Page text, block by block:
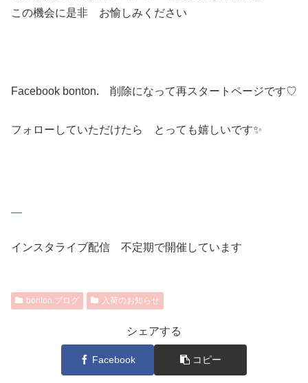
この機会に是非 お愉しみください
Facebook bonton. 削除になって再スタートページです♡
フォローしていただけたら とっても嬉しいです✨
インスタライブ配信 不定期で開催しています
bonton.ブログ 入荷のお知らせ
シェアする
Facebook コピー